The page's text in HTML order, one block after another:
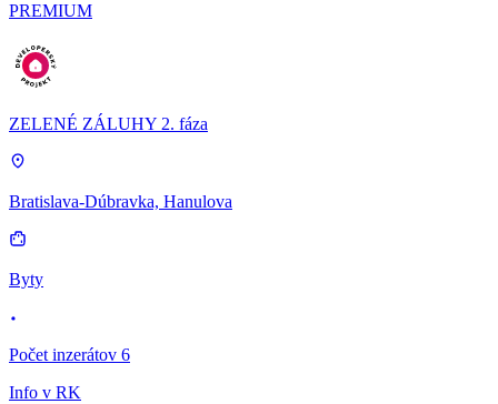
PREMIUM
ZELENÉ ZÁLUHY 2. fáza
Bratislava-Dúbravka, Hanulova
Byty
Počet inzerátov 6
Info v RK